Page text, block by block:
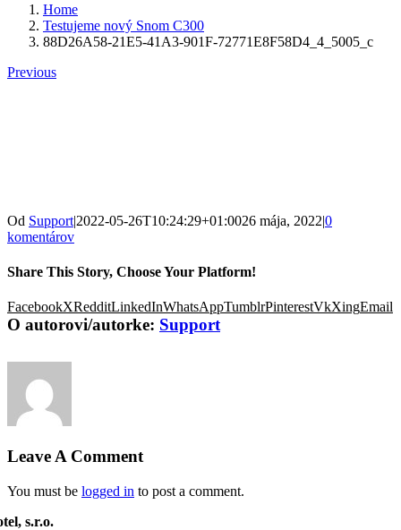
Home
Testujeme nový Snom C300
88D26A58-21E5-41A3-901F-72771E8F58D4_4_5005_c
Previous
Od Support|2022-05-26T10:24:29+01:0026 mája, 2022|0
komentárov
Share This Story, Choose Your Platform!
FacebookXRedditLinkedInWhatsAppTumblrPinterestVkXingEmail
O autorovi/autorke: Support
Leave A Comment
You must be logged in to post a comment.
s.r.o.